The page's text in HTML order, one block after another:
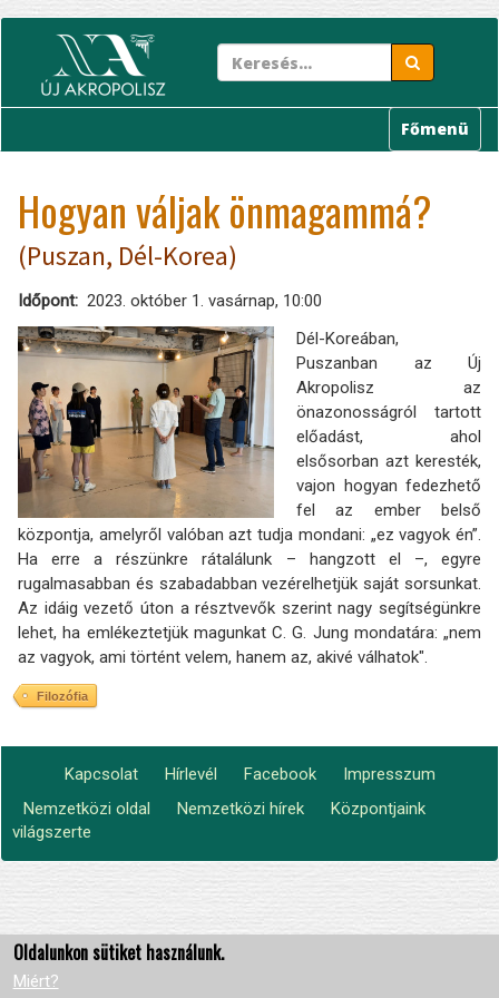
tartalomra
Főmenü
Hogyan váljak önmagammá?
(Puszan, Dél-Korea)
Időpont
2023. október 1. vasárnap, 10:00
Dél-Koreában,
Puszanban az Új
Akropolisz az
önazonosságról tartott
előadást, ahol
elsősorban azt keresték,
vajon hogyan fedezhető
fel az ember belső
központja, amelyről valóban azt tudja mondani: „ez vagyok én”.
Ha erre a részünkre rátalálunk – hangzott el –, egyre
rugalmasabban és szabadabban vezérelhetjük saját sorsunkat.
Az idáig vezető úton a résztvevők szerint nagy segítségünkre
lehet, ha emlékeztetjük magunkat C. G. Jung mondatára: „nem
az vagyok, ami történt velem, hanem az, akivé válhatok".
Filozófia
Footer
menu
Kapcsolat Hírlevél Facebook Impresszum
Lábléc2
Nemzetközi oldal Nemzetközi hírek
Központjaink
világszerte
Oldalunkon sütiket használunk.
Miért?